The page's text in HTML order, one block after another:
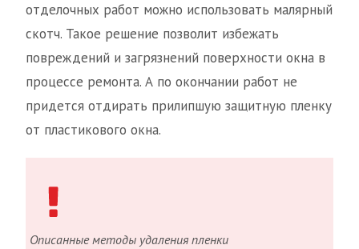
отделочных работ можно использовать малярный
скотч. Такое решение позволит избежать
повреждений и загрязнений поверхности окна в
процессе ремонта. А по окончании работ не
придется отдирать прилипшую защитную пленку
от пластикового окна.
Описанные методы удаления пленки